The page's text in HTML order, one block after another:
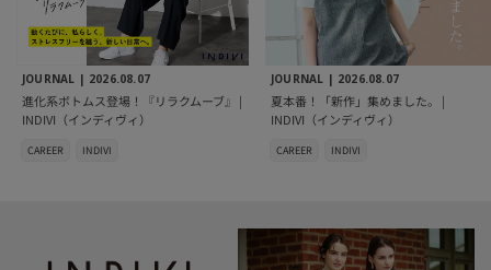
JOURNAL | 2026.08.07
進化系ボトムス登場！『リラクムーブ』 |
INDIVI（インディヴィ）
CAREER INDIVI
JOURNAL | 2026.08.07
夏本番！「新作」集めました。 |
INDIVI（インディヴィ）
CAREER INDIVI